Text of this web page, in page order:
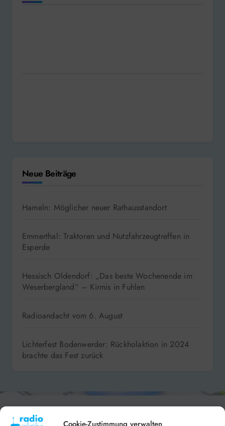
Cookie-Zustimmung verwalten
Neue Beiträge
Hameln: Möglicher neuer Rathausstandort
Emmerthal: Traktoren und Nutzfahrzeugtreffen in
Esperde
Hessisch Oldendorf: „Das beste Wochenende im
Weserbergland“ – Kirmis in Fuhlen
Radioandacht vom 6. August
Lichterfest Bodenwerder: Rückholaktion in 2024
brachte das Fest zurück